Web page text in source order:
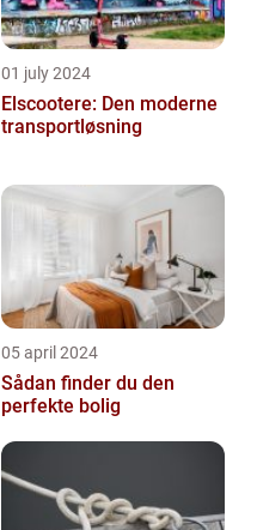
01 july 2024
Elscootere: Den moderne
transportløsning
05 april 2024
Sådan finder du den
perfekte bolig